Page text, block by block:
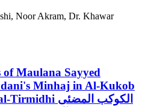
Noor Akram, Dr. Khawar
of Maulana Sayyed
Minhaj in Al-Kukob
Tirmidhi الكوكب المضئی